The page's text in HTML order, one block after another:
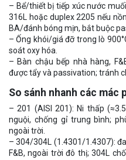
– Bể/thiết bị tiếp xúc nước
316L hoặc duplex 2205 nếu
BA/đánh bóng mịn, bắt buộc
– Ống khói/giá đỡ trong lò
soát oxy hóa.
– Bàn chậu bếp nhà hàng,
được tẩy và passivation; tránh
So sánh nhanh các mác
– 201 (AISI 201): Ni thấp
nguội, chống gỉ trung bình;
ngoài trời.
– 304/304L (1.4301/1.4307):
F&B, ngoài trời đô thị; 304L